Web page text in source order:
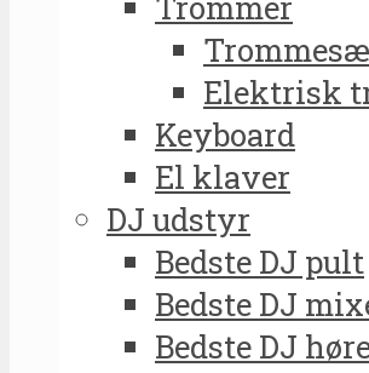
Elektrisk
Keyboard
El klaver
DJ udstyr
Bedste DJ pult
Bedste DJ
Bedste DJ